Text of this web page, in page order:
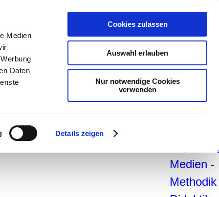
Medien
Daten
Details zeigen
Cookies zulassen
Auswahl erlauben
Nur notwendige Cookies
verwenden
-
Politik-
Medien -